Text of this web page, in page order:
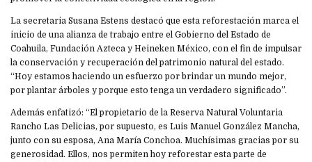
La secretaria Susana Estens destacó que esta reforestación marca el
inicio de una alianza de trabajo entre el Gobierno del Estado de
Coahuila, Fundación Azteca y Heineken México, con el fin de impulsar
la conservación y recuperación del patrimonio natural del estado.
“Hoy estamos haciendo un esfuerzo por brindar un mundo mejor,
por plantar árboles y porque esto tenga un verdadero significado”.
Además enfatizó: “El propietario de la Reserva Natural Voluntaria
Rancho Las Delicias, por supuesto, es Luis Manuel González Mancha,
junto con su esposa, Ana María Conchoa. Muchísimas gracias por su
generosidad. Ellos, nos permiten hoy reforestar esta parte de